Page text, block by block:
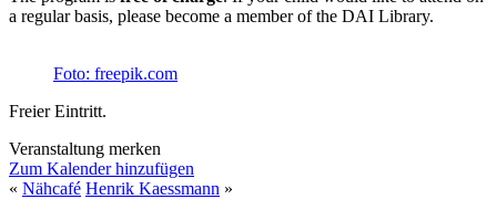
a regular basis, please become a member of the DAI Library.
Foto: freepik.com
Freier Eintritt.
Veranstaltung merken
Zum Kalender hinzufügen
« Nähcafé Henrik Kaessmann »